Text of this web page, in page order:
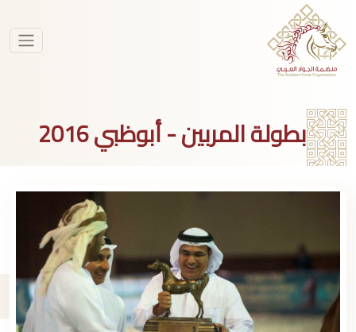
بطولة المربين - أبوظبي 2016